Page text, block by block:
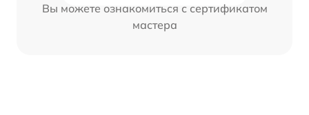
Вы можете ознакомиться с сертификатом
мастера